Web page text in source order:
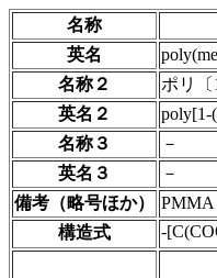
名称
英名
名称２
ポリ
英名２
poly[1-
名称３
－
英名３
－
備考（略号ほか）
PMMA
構造式
-